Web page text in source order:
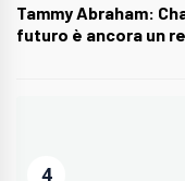
Tammy Abraham:
futuro è ancora un
4